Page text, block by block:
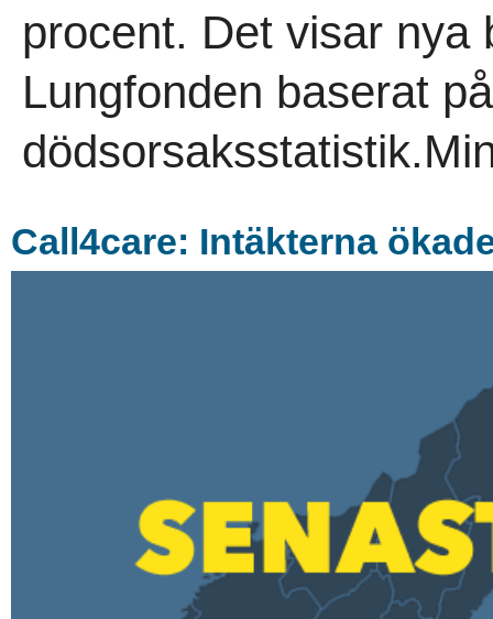
procent. Det visar nya
Lungfonden baserat
Call4care: Intäkterna